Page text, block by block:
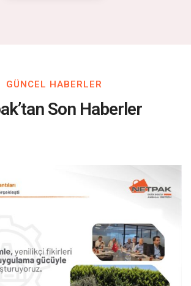
GÜNCEL HABERLER
Son Haberler